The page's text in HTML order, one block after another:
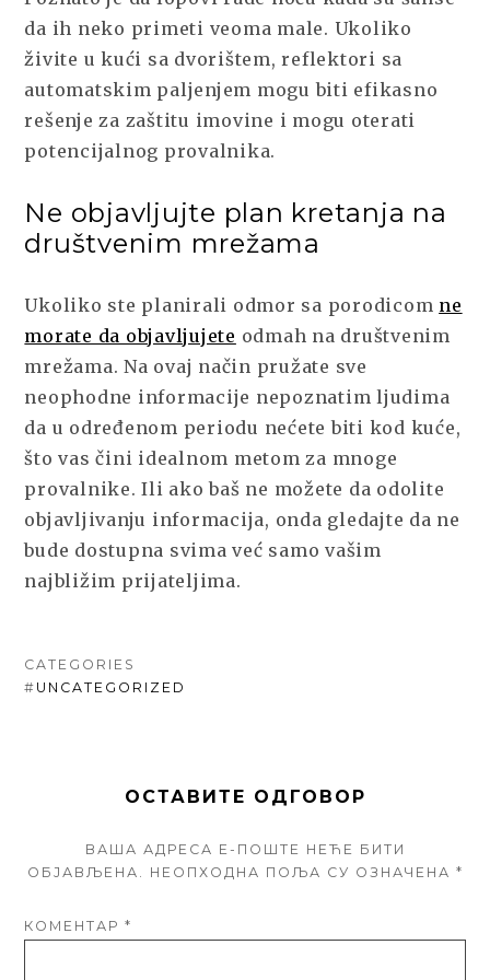
da ih neko primeti veoma male. Ukoliko
živite u kući sa dvorištem, reflektori sa
automatskim paljenjem mogu biti efikasno
rešenje za zaštitu imovine i mogu oterati
potencijalnog provalnika.
Ne objavljujte plan kretanja na
društvenim mrežama
Ukoliko ste planirali odmor sa porodicom ne
morate da objavljujete odmah na društvenim
mrežama. Na ovaj način pružate sve
neophodne informacije nepoznatim ljudima
da u određenom periodu nećete biti kod kuće,
što vas čini idealnom metom za mnoge
provalnike. Ili ako baš ne možete da odolite
objavljivanju informacija, onda gledajte da ne
bude dostupna svima već samo vašim
najbližim prijateljima.
CATEGORIES
# UNCATEGORIZED
ОСТАВИТЕ ОДГОВОР
ВАША АДРЕСА Е-ПОШТЕ НЕЋЕ БИТИ
ОБЈАВЉЕНА. НЕОПХОДНА ПОЉА СУ ОЗНАЧЕНА *
КОМЕНТАР*